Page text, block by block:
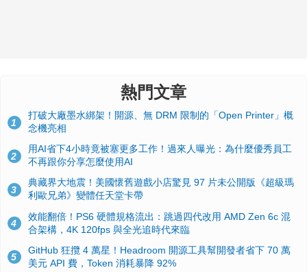
熱門文章
1
打破大廠墨水綁架！開源、無 DRM 限制的「Open Printer」概
念機亮相
2
用AI省下4小時竟被塞更多工作！過來人曝光：為什麼優秀員工
不再跟你分享怎麼使用AI
3
典藏界大地震！美國懷舊遊戲小店驚見 97 片未公開版《超級瑪
利歐兄弟》變體任天堂卡帶
4
效能翻倍！PS6 硬體規格流出：跳過四代改用 AMD Zen 6c 混
合架構，4K 120fps 與全光追時代來臨
5
GitHub 狂攬 4 萬星！Headroom 開源工具幫開發者省下 70 萬
美元 API 費，Token 消耗暴降 92%